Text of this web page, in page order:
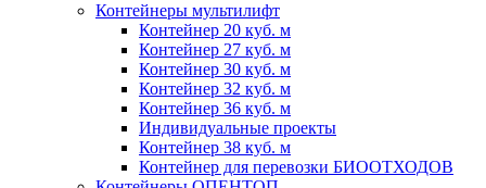
Контейнеры мультилифт
Контейнер 20 куб. м
Контейнер 27 куб. м
Контейнер 30 куб. м
Контейнер 32 куб. м
Контейнер 36 куб. м
Индивидуальные проекты
Контейнер 38 куб. м
Контейнер для перевозки БИООТХОДОВ